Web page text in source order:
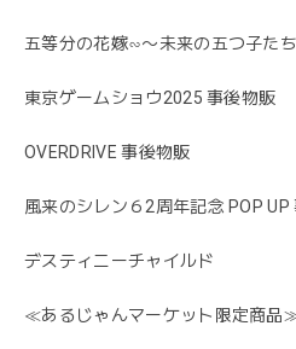
五等分の花嫁∽〜未来の五つ子た
東京ゲームショウ2025 事後物販
OVERDRIVE 事後物販
風来のシレン６2周年記念 POP UP
デスティニーチャイルド
≪あるじゃんマーケット限定商品